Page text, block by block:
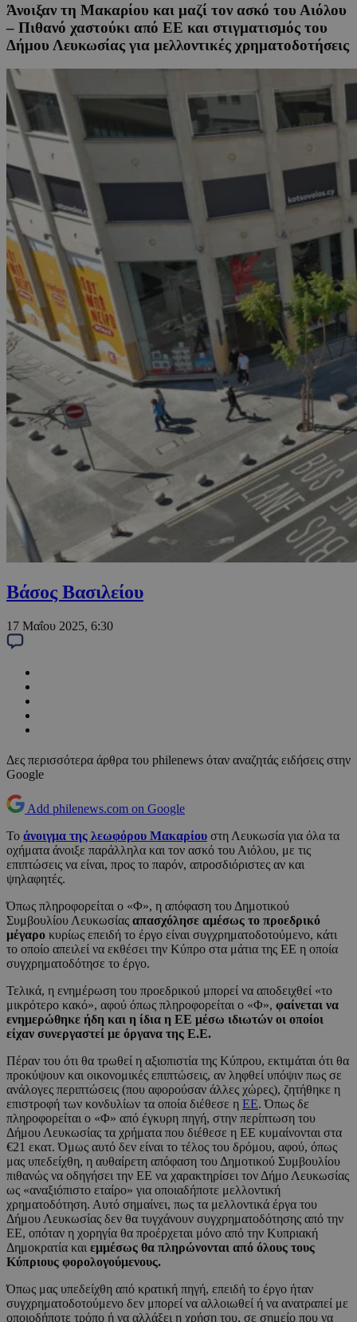
Άνοιξαν τη Μακαρίου και μαζί τον ασκό του Αιόλου
– Πιθανό χαστούκι από ΕΕ και στιγματισμός του
Δήμου Λευκωσίας για μελλοντικές χρηματοδοτήσεις
Βάσος Βασιλείου
17 Μαΐου 2025, 6:30
Δες περισσότερα άρθρα του philenews όταν αναζητάς ειδήσεις στην
Google
Add philenews.com on Google
Το άνοιγμα της λεωφόρου Μακαρίου στη Λευκωσία για όλα τα
οχήματα άνοιξε παράλληλα και τον ασκό του Αιόλου, με τις
επιπτώσεις να είναι, προς το παρόν, απροσδιόριστες αν και
ψηλαφητές.
Όπως πληροφορείται ο «Φ», η απόφαση του Δημοτικού
Συμβουλίου Λευκωσίας απασχόλησε αμέσως το προεδρικό
μέγαρο κυρίως επειδή το έργο είναι συγχρηματοδοτούμενο, κάτι
το οποίο απειλεί να εκθέσει την Κύπρο στα μάτια της ΕΕ η οποία
συγχρηματοδότησε το έργο.
Τελικά, η ενημέρωση του προεδρικού μπορεί να αποδειχθεί «το
μικρότερο κακό», αφού όπως πληροφορείται ο «Φ», φαίνεται να
ενημερώθηκε ήδη και η ίδια η ΕΕ μέσω ιδιωτών οι οποίοι
είχαν συνεργαστεί με όργανα της Ε.Ε.
Πέραν του ότι θα τρωθεί η αξιοπιστία της Κύπρου, εκτιμάται ότι θα
προκύψουν και οικονομικές επιπτώσεις, αν ληφθεί υπόψιν πως σε
ανάλογες περιπτώσεις (που αφορούσαν άλλες χώρες), ζητήθηκε η
επιστροφή των κονδυλίων τα οποία διέθεσε η ΕΕ. Όπως δε
πληροφορείται ο «Φ» από έγκυρη πηγή, στην περίπτωση του
Δήμου Λευκωσίας τα χρήματα που διέθεσε η ΕΕ κυμαίνονται στα
€21 εκατ. Όμως αυτό δεν είναι το τέλος του δρόμου, αφού, όπως
μας υπεδείχθη, η αυθαίρετη απόφαση του Δημοτικού Συμβουλίου
πιθανώς να οδηγήσει την ΕΕ να χαρακτηρίσει τον Δήμο Λευκωσίας
ως «αναξιόπιστο εταίρο» για οποιαδήποτε μελλοντική
χρηματοδότηση. Αυτό σημαίνει, πως τα μελλοντικά έργα του
Δήμου Λευκωσίας δεν θα τυγχάνουν συγχρηματοδότησης από την
ΕΕ, οπόταν η χορηγία θα προέρχεται μόνο από την Κυπριακή
Δημοκρατία και εμμέσως θα πληρώνονται από όλους τους
Κύπριους φορολογούμενους.
Όπως μας υπεδείχθη από κρατική πηγή, επειδή το έργο ήταν
συγχρηματοδοτούμενο δεν μπορεί να αλλοιωθεί ή να ανατραπεί με
οποιοδήποτε τρόπο ή να αλλάξει η χρήση του, σε σημείο που να